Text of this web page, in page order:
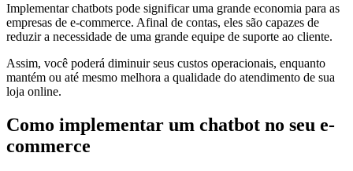
Implementar chatbots pode significar uma grande economia para as
empresas de e-commerce. Afinal de contas, eles são capazes de
reduzir a necessidade de uma grande equipe de suporte ao cliente.
Assim, você poderá diminuir seus custos operacionais, enquanto
mantém ou até mesmo melhora a qualidade do atendimento de sua
loja online.
Como implementar um chatbot no seu e-
commerce